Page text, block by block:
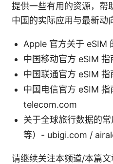
提供一些有用的资源，帮
中国的实际应用与最新动
Apple 官方关于 eSIM
中国移动官方 eSIM
中国联通官方 eSIM
中国电信官方 eSIM
telecom.com
关于全球旅行数据的
等）- ubigi.com /
请继续关注本频道/本篇